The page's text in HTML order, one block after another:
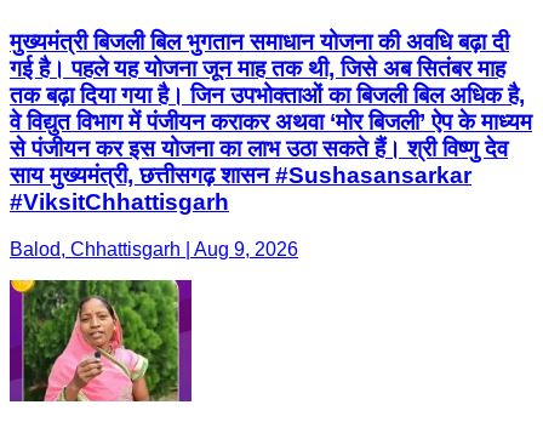
मुख्यमंत्री बिजली बिल भुगतान समाधान योजना की अवधि बढ़ा दी
गई है। पहले यह योजना जून माह तक थी, जिसे अब सितंबर माह
तक बढ़ा दिया गया है। जिन उपभोक्ताओं का बिजली बिल अधिक है,
वे विद्युत विभाग में पंजीयन कराकर अथवा ‘मोर बिजली’ ऐप के माध्यम
से पंजीयन कर इस योजना का लाभ उठा सकते हैं। श्री विष्णु देव
साय मुख्यमंत्री, छत्तीसगढ़ शासन #Sushasansarkar
#ViksitChhattisgarh
Balod, Chhattisgarh | Aug 9, 2026